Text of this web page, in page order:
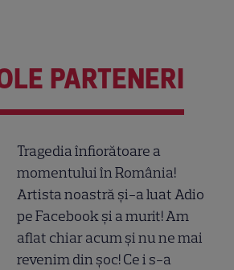
PARTENERI
Tragedia înfiorătoare a
momentului în România!
Artista noastră și-a luat Adio
pe Facebook și a murit! Am
aflat chiar acum și nu ne mai
revenim din șoc! Ce i s-a